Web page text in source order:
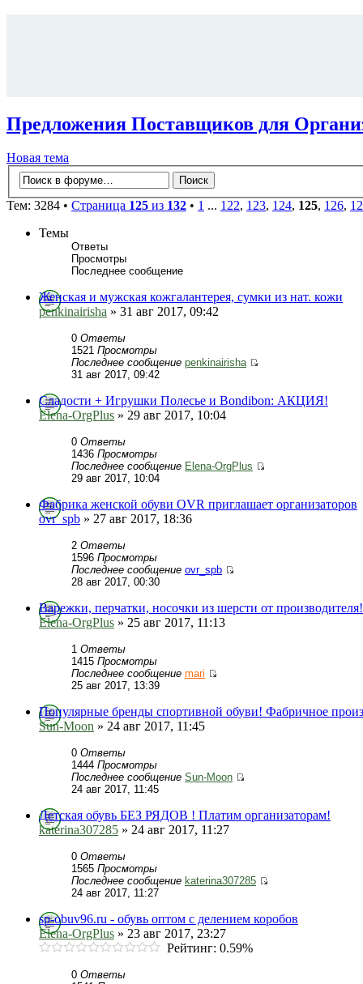
Предложения Поставщиков для
Новая тема
Тем: 3284 • Страница 125 из 132 • 1 ... 122, 123, 124, 125, 126,
Темы
Ответы
Просмотры
Последнее сообщение
Женская и мужская кожгалантерея, сумки из нат. кожи
penkinairisha » 31 авг 2017, 09:42
0 Ответы
1521 Просмотры
Последнее сообщение penkinairisha
31 авг 2017, 09:42
Сладости + Игрушки Полесье и Bondibon: АКЦИЯ!
Elena-OrgPlus » 29 авг 2017, 10:04
0 Ответы
1436 Просмотры
Последнее сообщение Elena-OrgPlus
29 авг 2017, 10:04
Фабрика женской обуви OVR приглашает организаторов
ovr_spb » 27 авг 2017, 18:36
2 Ответы
1596 Просмотры
Последнее сообщение ovr_spb
28 авг 2017, 00:30
Варежки, перчатки, носочки из шерсти от производителя!
Elena-OrgPlus » 25 авг 2017, 11:13
1 Ответы
1415 Просмотры
Последнее сообщение mari
25 авг 2017, 13:39
Популярные бренды спортивной обуви! Фабричное
Sun-Moon » 24 авг 2017, 11:45
0 Ответы
1444 Просмотры
Последнее сообщение Sun-Moon
24 авг 2017, 11:45
Детская обувь БЕЗ РЯДОВ ! Платим организаторам!
katerina307285 » 24 авг 2017, 11:27
0 Ответы
1565 Просмотры
Последнее сообщение katerina307285
24 авг 2017, 11:27
sp-obuv96.ru - обувь оптом с делением коробов
Elena-OrgPlus » 23 авг 2017, 23:27
Рейтинг: 0.59%
0 Ответы